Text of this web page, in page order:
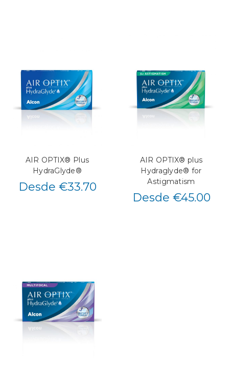
AIR OPTIX® Plus
HydraGlyde®
Desde €33.70
AIR OPTIX® plus
Hydraglyde® for
Astigmatism
Desde €45.00